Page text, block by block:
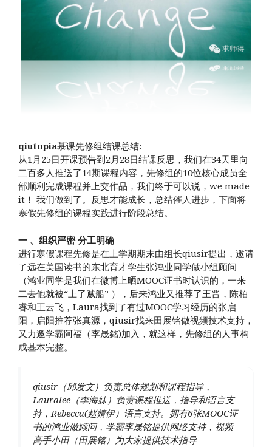
qiutopia慕课先修组结课总结:
从1月25日开课预告到2月28日结课反思，我们在34天里向
二百多人推送了14期课程内容，先修组的10位核心成员全
部顺利完成课程并上交作品，我们终于可以说，we made
it！ 我们做到了。反思才能成长，总结催人进步，下面将
寒假先修组的课程实践进行阶段总结。
一 、组织严密 分工明确
进行寒假课程先修是在上学期期末由组长qiusir提出，邀请
了远在美国读书的东北育才学生张鸿业同学做小组顾问
（鸿业同学是我们在微博上晒MOOC证书时认识的，一来
二去他就被“上了贼船” ），后来鸿业又推荐了王晋，陈柏
睿和王云飞，Laura找到了有过MOOC学习经历的张启
阳，启阳推荐张真源，qiusir找来田展铭做视频技术支持，
又力邀学霸阿福（李晟銘)加入，就这样，先修组的人事构
成基本完整。
qiusir（邱发文）负责总体规划和课程指导，
Lauralee（李海妹）负责课程推送，指导和语言支
持，Rebecca(赵婧伊）语言支持。拥有6张MOOC证
书的鸿业做顾问，学霸李晟铭提供网络支持，视频
高手小田（田展铭）为大家提供技术指导